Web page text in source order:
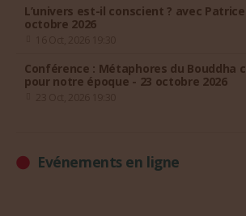
L’univers est-il conscient ? avec
octobre 2026
Conférence : Métaphores du Bouddha
pour notre époque - 23 octobre 2026
Evénements en ligne